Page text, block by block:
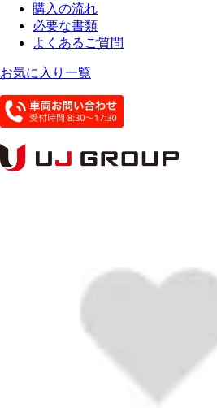
購入の流れ
必要な書類
よくあるご質問
お気に入り一覧